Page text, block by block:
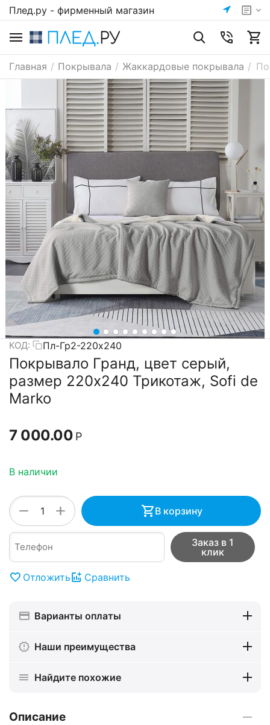
Плед.ру - фирменный магазин
Главная / Покрывала / Жаккардовые покрывала /
КОД: Пл-Гр2-220х240
Покрывало Гранд, цвет серый,
размер 220х240 Трикотаж, Sofi de
Marko
7 000.00 Р
В наличии
+
− В корзину
Заказ в 1
клик
Отложить Сравнить
Варианты оплаты
Наши преимущества
Найдите похожие
Описание